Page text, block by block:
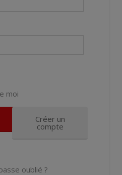
moi
Créer un
compte
oublié ?